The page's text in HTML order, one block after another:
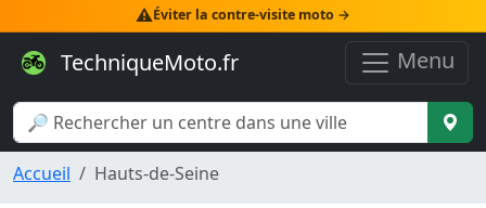
⚠️Éviter la contre-visite moto →
TechniqueMoto.fr Menu
Accueil Hauts-de-Seine